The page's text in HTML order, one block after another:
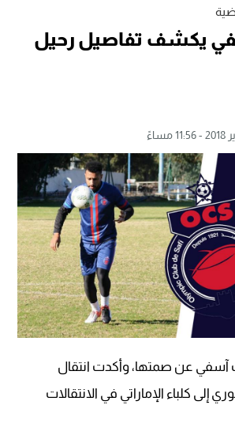
يكشف تفاصيل رحيل
آسفي عن صمتها، وأكدت انتقال
إلى كلباء الإماراتي في الانتقالات